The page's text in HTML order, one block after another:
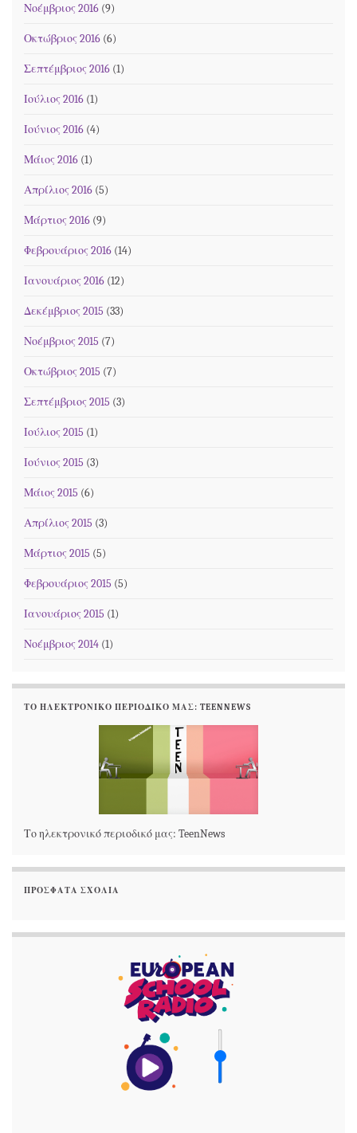
Νοέμβριος 2016 (9)
Οκτώβριος 2016 (6)
Σεπτέμβριος 2016 (1)
Ιούλιος 2016 (1)
Ιούνιος 2016 (4)
Μάιος 2016 (1)
Απρίλιος 2016 (5)
Μάρτιος 2016 (9)
Φεβρουάριος 2016 (14)
Ιανουάριος 2016 (12)
Δεκέμβριος 2015 (33)
Νοέμβριος 2015 (7)
Οκτώβριος 2015 (7)
Σεπτέμβριος 2015 (3)
Ιούλιος 2015 (1)
Ιούνιος 2015 (3)
Μάιος 2015 (6)
Απρίλιος 2015 (3)
Μάρτιος 2015 (5)
Φεβρουάριος 2015 (5)
Ιανουάριος 2015 (1)
Νοέμβριος 2014 (1)
ΤΟ ΗΛΕΚΤΡΟΝΙΚΌ ΠΕΡΙΟΔΙΚΌ ΜΑΣ: TEENNEWS
Το ηλεκτρονικό περιοδικό μας: TeenNews
ΠΡΌΣΦΑΤΑ ΣΧΌΛΙΑ